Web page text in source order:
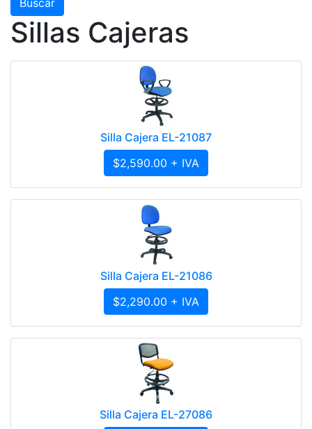
Sillas Cajeras
Silla Cajera EL-21087
$2,590.00 + IVA
Silla Cajera EL-21086
$2,290.00 + IVA
Silla Cajera EL-27086